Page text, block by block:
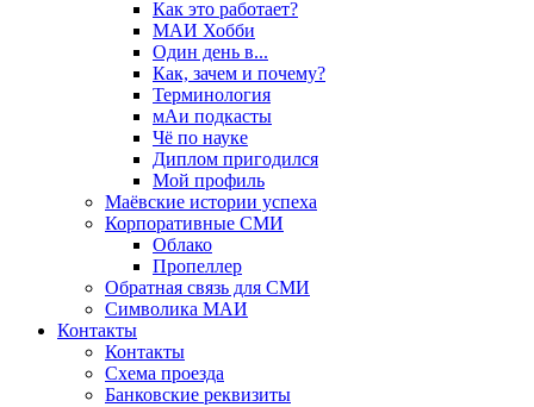
Как это работает?
МАИ Хобби
Один день в...
Как, зачем и почему?
Терминология
мАи подкасты
Чё по науке
Диплом пригодился
Мой профиль
Маёвские истории успеха
Корпоративные СМИ
Облако
Пропеллер
Обратная связь для СМИ
Символика МАИ
Контакты
Контакты
Схема проезда
Банковские реквизиты